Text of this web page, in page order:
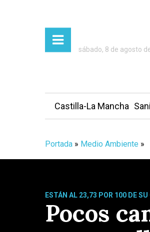
sábado, 8 de agosto
Castilla-La Mancha
Portada » Medio Ambiente »
ESTÁN AL 23,73 POR 100 DE
Pocos